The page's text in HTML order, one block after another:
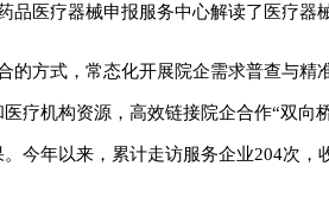
医疗器械申报服务中心解读了医疗器
的方式，常态化开展院企需求普查与精
疗机构资源，高效链接院企合作“双向
今年以来，累计走访服务企业204次，